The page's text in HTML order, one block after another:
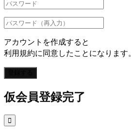
アカウントを作成すると
利用規約に同意したことになります。
仮会員登録完了
